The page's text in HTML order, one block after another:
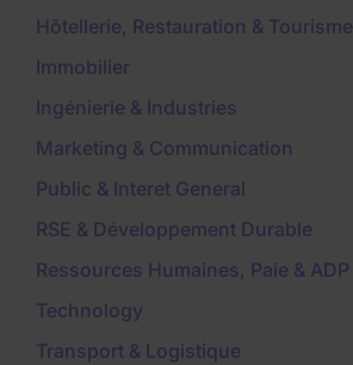
Hôtellerie, Restauration & Tourisme
Immobilier
Ingénierie & Industries
Marketing & Communication
Public & Interet General
RSE & Développement Durable
Ressources Humaines, Paie & ADP
Technology
Transport & Logistique